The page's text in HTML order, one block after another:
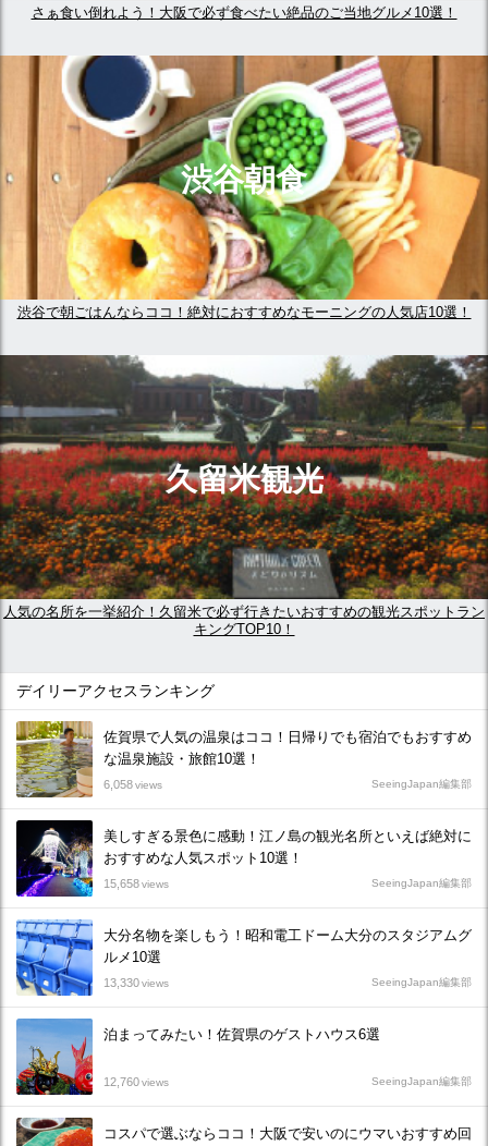
さぁ食い倒れよう！大阪で必ず食べたい絶品のご当地グルメ10選！
渋谷朝食
渋谷で朝ごはんならココ！絶対におすすめなモーニングの人気店10選！
久留米観光
人気の名所を一挙紹介！久留米で必ず行きたいおすすめの観光スポットラン
キングTOP10！
デイリーアクセスランキング
佐賀県で人気の温泉はココ！日帰りでも宿泊でもおすすめ
な温泉施設・旅館10選！
6,058views SeeingJapan編集部
美しすぎる景色に感動！江ノ島の観光名所といえば絶対に
おすすめな人気スポット10選！
15,658views SeeingJapan編集部
大分名物を楽しもう！昭和電工ドーム大分のスタジアムグ
ルメ10選
13,330views SeeingJapan編集部
泊まってみたい！佐賀県のゲストハウス6選
12,760views SeeingJapan編集部
コスパで選ぶならココ！大阪で安いのにウマいおすすめ回